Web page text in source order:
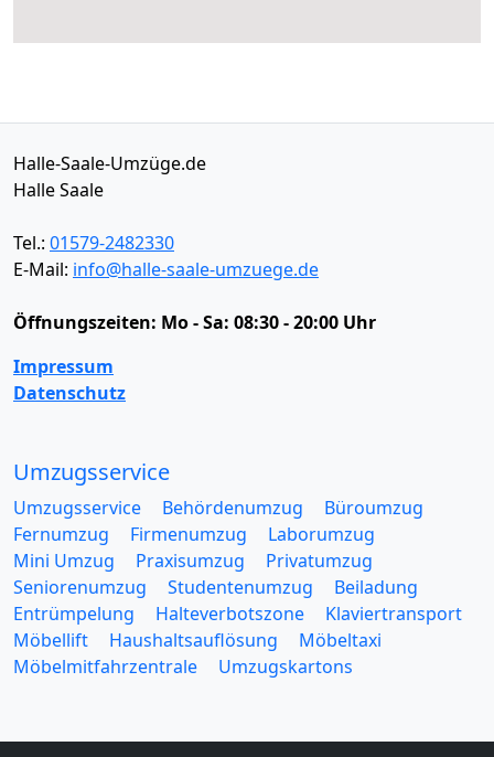
Halle-Saale-Umzüge.de
Halle Saale
Tel.: 01579-2482330
E-Mail: info@halle-saale-umzuege.de
Öffnungszeiten: Mo - Sa: 08:30 - 20:00 Uhr
Impressum
Datenschutz
Umzugsservice
Umzugsservice Behördenumzug
Büroumzug
Fernumzug
Firmenumzug
Laborumzug
Mini Umzug
Praxisumzug
Privatumzug
Seniorenumzug
Studentenumzug
Beiladung
Entrümpelung
Halteverbotszone
Klaviertransport
Möbellift
Haushaltsauflösung
Möbeltaxi
Möbelmitfahrzentrale
Umzugskartons